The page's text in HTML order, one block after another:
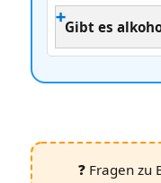
Gibt es
❓ Fragen